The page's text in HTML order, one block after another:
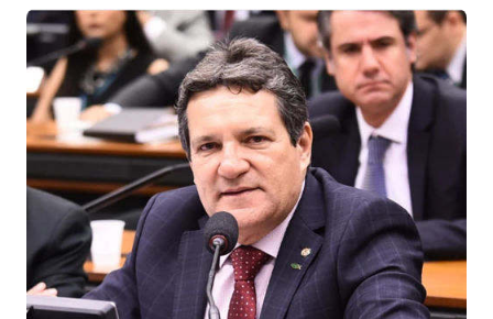
23. Conforme […]